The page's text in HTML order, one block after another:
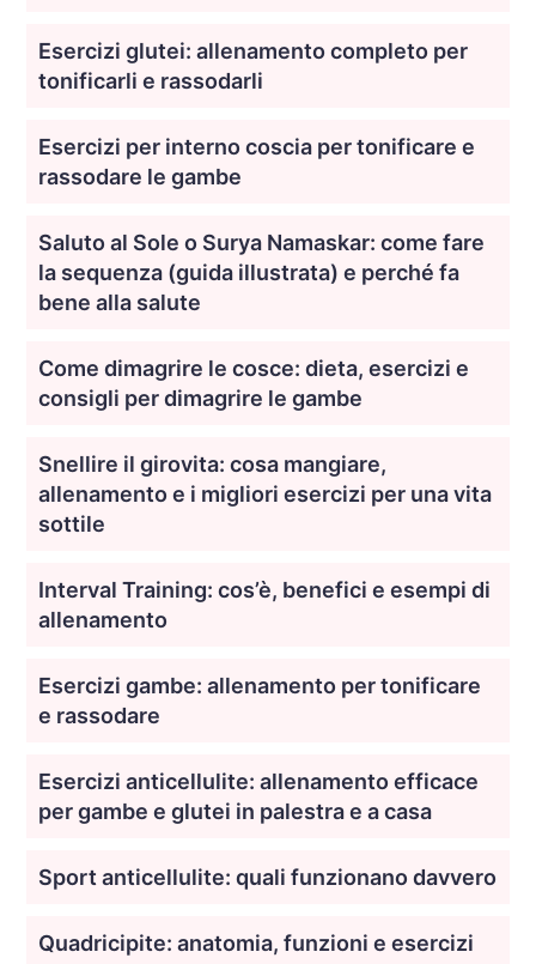
Esercizi glutei: allenamento completo per
tonificarli e rassodarli
Esercizi per interno coscia per tonificare e
rassodare le gambe
Saluto al Sole o Surya Namaskar: come fare
la sequenza (guida illustrata) e perché fa
bene alla salute
Come dimagrire le cosce: dieta, esercizi e
consigli per dimagrire le gambe
Snellire il girovita: cosa mangiare,
allenamento e i migliori esercizi per una vita
sottile
Interval Training: cos’è, benefici e esempi di
allenamento
Esercizi gambe: allenamento per tonificare
e rassodare
Esercizi anticellulite: allenamento efficace
per gambe e glutei in palestra e a casa
Sport anticellulite: quali funzionano davvero
Quadricipite: anatomia, funzioni e esercizi